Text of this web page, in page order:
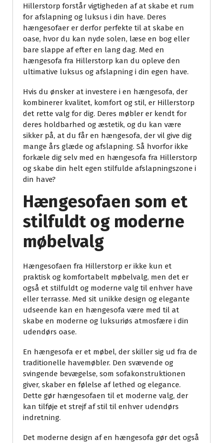
Hillerstorp forstår vigtigheden af at skabe et rum
for afslapning og luksus i din have. Deres
hængesofaer er derfor perfekte til at skabe en
oase, hvor du kan nyde solen, læse en bog eller
bare slappe af efter en lang dag. Med en
hængesofa fra Hillerstorp kan du opleve den
ultimative luksus og afslapning i din egen have.
Hvis du ønsker at investere i en hængesofa, der
kombinerer kvalitet, komfort og stil, er Hillerstorp
det rette valg for dig. Deres møbler er kendt for
deres holdbarhed og æstetik, og du kan være
sikker på, at du får en hængesofa, der vil give dig
mange års glæde og afslapning. Så hvorfor ikke
forkæle dig selv med en hængesofa fra Hillerstorp
og skabe din helt egen stilfulde afslapningszone i
din have?
Hængesofaen som et
stilfuldt og moderne
møbelvalg
Hængesofaen fra Hillerstorp er ikke kun et
praktisk og komfortabelt møbelvalg, men det er
også et stilfuldt og moderne valg til enhver have
eller terrasse. Med sit unikke design og elegante
udseende kan en hængesofa være med til at
skabe en moderne og luksuriøs atmosfære i din
udendørs oase.
En hængesofa er et møbel, der skiller sig ud fra de
traditionelle havemøbler. Den svævende og
svingende bevægelse, som sofakonstruktionen
giver, skaber en følelse af lethed og elegance.
Dette gør hængesofaen til et moderne valg, der
kan tilføje et strejf af stil til enhver udendørs
indretning.
Det moderne design af en hængesofa gør det også